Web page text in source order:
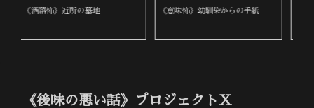
《洒落怖》地蔵の顔 《洒落怖》砲兵森
《後味の悪い話》プロジェクトＸ